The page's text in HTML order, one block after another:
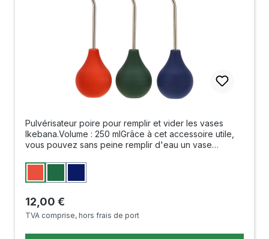
Pulvérisateur poire pour remplir et vider les vases
Ikebana.Volume : 250 mlGrâce à cet accessoire utile,
vous pouvez sans peine remplir d'eau un vase
remplacer.Balle avec tube d'environ 15,5 cm de long
Sélectionnez
Couleur
TerraVert Bleu
Prix régulier :
12,00 €
TVA comprise, hors frais de port